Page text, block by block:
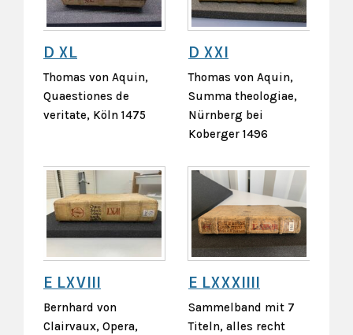
D XL
Thomas von Aquin,
Quaestiones de
veritate, Köln 1475
D XXI
Thomas von Aquin,
Summa theologiae,
Nürnberg bei
Koberger 1496
E LXVIII
Bernhard von
Clairvaux, Opera,
E LXXXIIII
Sammelband mit 7
Titeln, alles recht